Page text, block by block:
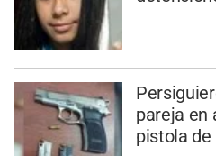
pareja en
pistola